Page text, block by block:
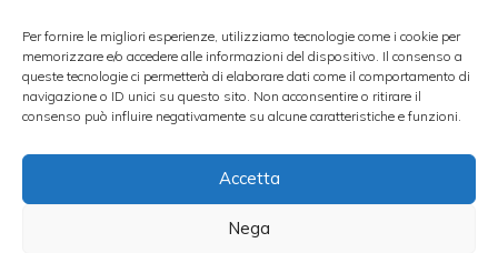
Per fornire le migliori esperienze, utilizziamo tecnologie come i cookie per
memorizzare e/o accedere alle informazioni del dispositivo. Il consenso a
queste tecnologie ci permetterà di elaborare dati come il comportamento di
navigazione o ID unici su questo sito. Non acconsentire o ritirare il
consenso può influire negativamente su alcune caratteristiche e funzioni.
Accetta
Nega
Usate il batticarne per appiattire le fettine di
vitello e procedete nella farcitura partendo
dalla pancetta, poi la frittata di spinaci e per
trasferite l’arrostino in forno a 180° per circa
un’ora.